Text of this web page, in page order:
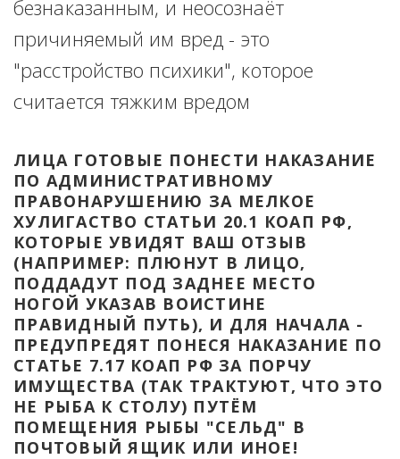
безнаказанным, и неосознаёт
причиняемый им вред - это
"расстройство психики", которое
считается тяжким вредом
ЛИЦА ГОТОВЫЕ ПОНЕСТИ НАКАЗАНИЕ
ПО АДМИНИСТРАТИВНОМУ
ПРАВОНАРУШЕНИЮ ЗА МЕЛКОЕ
ХУЛИГАСТВО СТАТЬИ 20.1 КОАП РФ,
КОТОРЫЕ УВИДЯТ ВАШ ОТЗЫВ
(НАПРИМЕР: ПЛЮНУТ В ЛИЦО,
ПОДДАДУТ ПОД ЗАДНЕЕ МЕСТО
НОГОЙ УКАЗАВ ВОИСТИНЕ
ПРАВИДНЫЙ ПУТЬ), И ДЛЯ НАЧАЛА -
ПРЕДУПРЕДЯТ ПОНЕСЯ НАКАЗАНИЕ ПО
СТАТЬЕ 7.17 КОАП РФ ЗА ПОРЧУ
ИМУЩЕСТВА (ТАК ТРАКТУЮТ, ЧТО ЭТО
НЕ РЫБА К СТОЛУ) ПУТЁМ
ПОМЕЩЕНИЯ РЫБЫ "СЕЛЬД" В
ПОЧТОВЫЙ ЯЩИК ИЛИ ИНОЕ!